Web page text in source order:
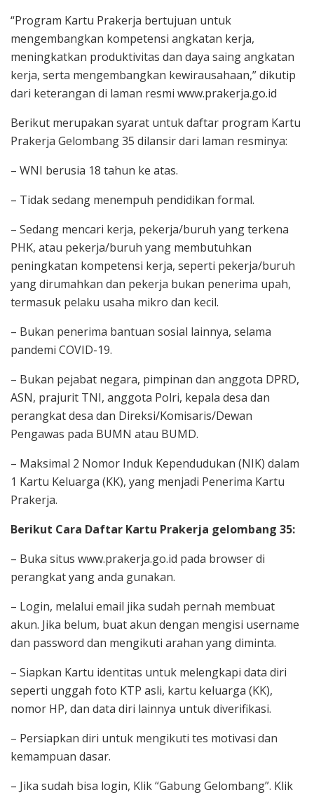
“Program Kartu Prakerja bertujuan untuk
mengembangkan kompetensi angkatan kerja,
meningkatkan produktivitas dan daya saing angkatan
kerja, serta mengembangkan kewirausahaan,” dikutip
dari keterangan di laman resmi www.prakerja.go.id
Berikut merupakan syarat untuk daftar program Kartu
Prakerja Gelombang 35 dilansir dari laman resminya:
– WNI berusia 18 tahun ke atas.
– Tidak sedang menempuh pendidikan formal.
– Sedang mencari kerja, pekerja/buruh yang terkena
PHK, atau pekerja/buruh yang membutuhkan
peningkatan kompetensi kerja, seperti pekerja/buruh
yang dirumahkan dan pekerja bukan penerima upah,
termasuk pelaku usaha mikro dan kecil.
– Bukan penerima bantuan sosial lainnya, selama
pandemi COVID-19.
– Bukan pejabat negara, pimpinan dan anggota DPRD,
ASN, prajurit TNI, anggota Polri, kepala desa dan
perangkat desa dan Direksi/Komisaris/Dewan
Pengawas pada BUMN atau BUMD.
– Maksimal 2 Nomor Induk Kependudukan (NIK) dalam
1 Kartu Keluarga (KK), yang menjadi Penerima Kartu
Prakerja.
Berikut Cara Daftar Kartu Prakerja gelombang 35:
– Buka situs www.prakerja.go.id pada browser di
perangkat yang anda gunakan.
– Login, melalui email jika sudah pernah membuat
akun. Jika belum, buat akun dengan mengisi username
dan password dan mengikuti arahan yang diminta.
– Siapkan Kartu identitas untuk melengkapi data diri
seperti unggah foto KTP asli, kartu keluarga (KK),
nomor HP, dan data diri lainnya untuk diverifikasi.
– Persiapkan diri untuk mengikuti tes motivasi dan
kemampuan dasar.
– Jika sudah bisa login, Klik “Gabung Gelombang”. Klik